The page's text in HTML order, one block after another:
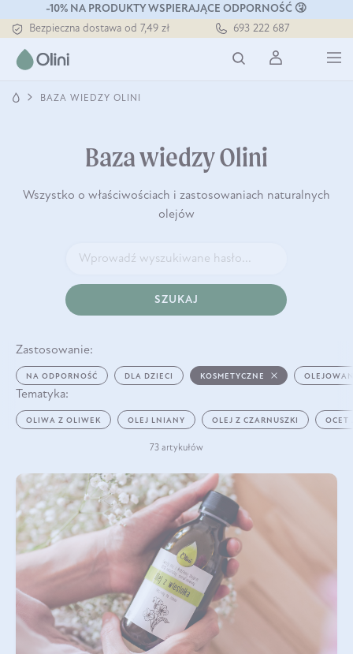
-10% NA PRODUKTY WSPIERAJĄCE ODPORNOŚĆ 🤧
Bezpieczna dostawa od 7,49 zł
Darmowa dostawa od 199 zł
Tłoczony zawsze na zimno
693 222 687
BAZA WIEDZY OLINI
Baza wiedzy Olini
Wszystko o właściwościach i zastosowaniach naturalnych
olejów
SZUKAJ
Zastosowanie:
NA ODPORNOŚĆ DLA DZIECI KOSMETYCZNE
Tematyka:
OLIWA Z OLIWEK OLEJ LNIANY OLEJ Z CZARNUSZKI OCET
73 artykułów